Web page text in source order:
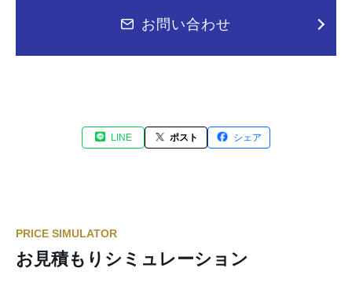
お問い合わせ
LINE ポスト シェア
PRICE SIMULATOR
お見積もりシミュレーション